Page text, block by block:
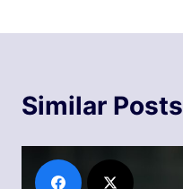
Similar Posts